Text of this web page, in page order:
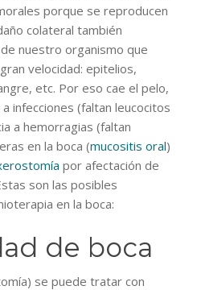
porque se reproducen
colateral también
nuestro organismo que
velocidad: epitelios,
etc. Por eso cae el pelo,
infecciones (faltan leucocitos
a hemorragias (faltan
en la boca (mucositis oral)
por afectación de
son las posibles
en la boca:
de boca
se puede tratar con